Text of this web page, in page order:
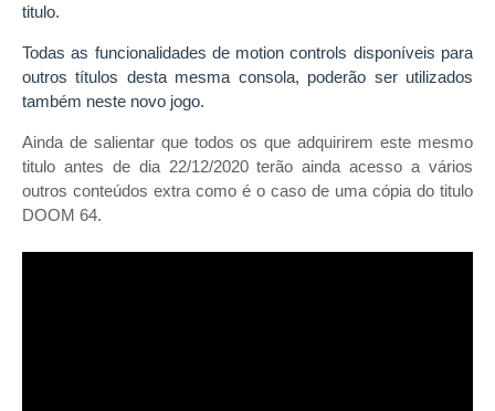
titulo.
Todas as funcionalidades de motion controls disponíveis para
outrostítulos desta mesma consola, poderão ser utilizados
também neste novo jogo.
Ainda de salientar que todos os que adquirirem este mesmo
titulo antes de dia 22/12/2020 terão ainda acesso a vários
outros conteúdos extra como é o caso de uma cópia do titulo
DOOM 64.